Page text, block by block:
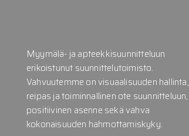
Myymälä- ja apteekkisuunnitteluun
erikoistunut suunnittelutoimisto.
Vahvuutemme on visuaalisuuden hallinta,
reipas ja toiminnallinen ote suunnitteluun,
positiivinen asenne sekä vahva
kokonaisuuden hahmottamiskyky.